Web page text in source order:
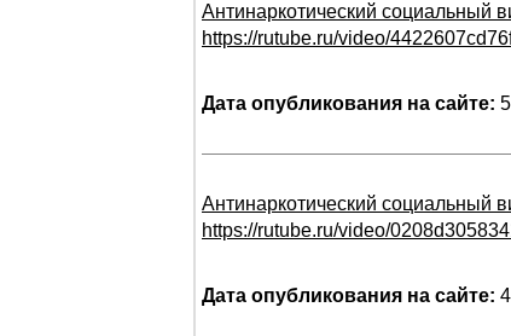
Антинаркотический социальный
https://rutube.ru/video/
Дата опубликования на сайте:
Антинаркотический социальный
https://rutube.ru/video/
Дата опубликования на сайте: